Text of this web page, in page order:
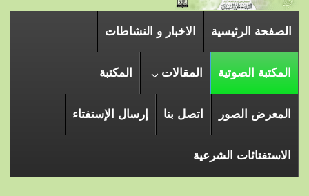
الصفحة الرئیسیة الاخبار و النشاطات
المكتبة الصوتية المقالات المكتبة
المعرض الصور اتصل بنا إرسال الإستفتاء
الاستفتائات الشرعية